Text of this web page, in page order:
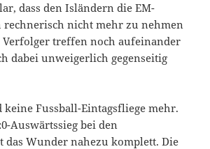
dass den Isländern die EM-
rechnerisch nicht mehr zu nehmen
treffen noch aufeinander
dabei unweigerlich gegenseitig
keine Fussball-Eintagsfliege mehr.
Auswärtssieg bei den
das Wunder nahezu komplett. Die